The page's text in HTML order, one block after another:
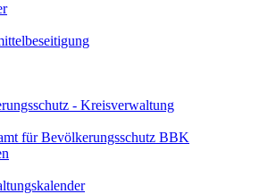
- Kreisverwaltung
für Bevölkerungsschutz BBK